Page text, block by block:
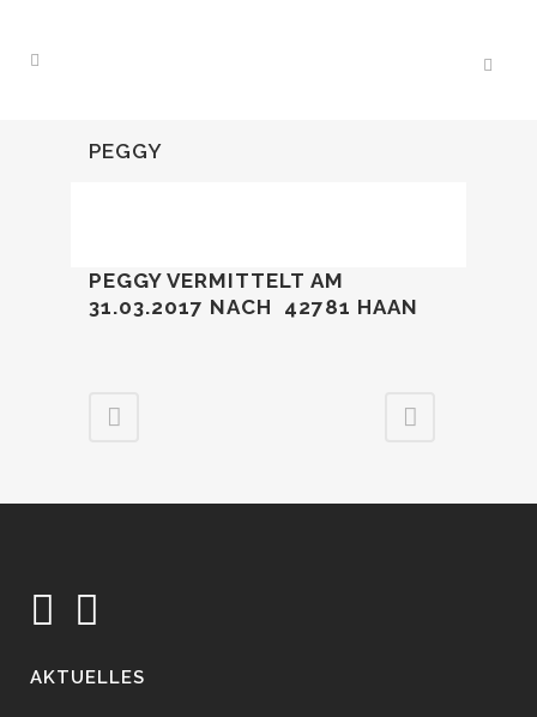
PEGGY
PEGGY VERMITTELT AM
31.03.2017 NACH 42781 HAAN
AKTUELLES